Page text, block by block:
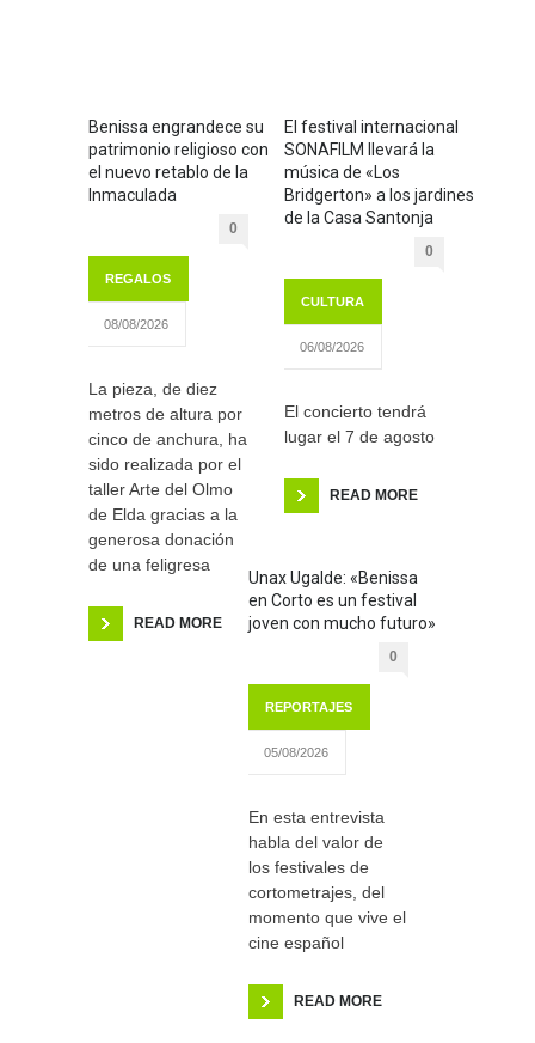
Benissa engrandece su
patrimonio religioso con
el nuevo retablo de la
Inmaculada
0
REGALOS
08/08/2026
La pieza, de diez
metros de altura por
cinco de anchura, ha
sido realizada por el
taller Arte del Olmo
de Elda gracias a la
generosa donación
de una feligresa
READ MORE
El festival internacional
SONAFILM llevará la
música de «Los
Bridgerton» a los jardines
de la Casa Santonja
0
CULTURA
06/08/2026
El concierto tendrá
lugar el 7 de agosto
READ MORE
Unax Ugalde: «Benissa
en Corto es un festival
joven con mucho futuro»
0
REPORTAJES
05/08/2026
En esta entrevista
habla del valor de
los festivales de
cortometrajes, del
momento que vive el
cine español
READ MORE